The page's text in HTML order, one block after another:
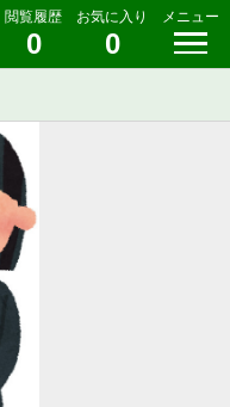
閲覧履歴
0
お気に入り
0
メニュー